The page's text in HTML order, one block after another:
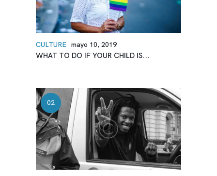
CULTURE mayo 10, 2019
WHAT TO DO IF YOUR CHILD IS...